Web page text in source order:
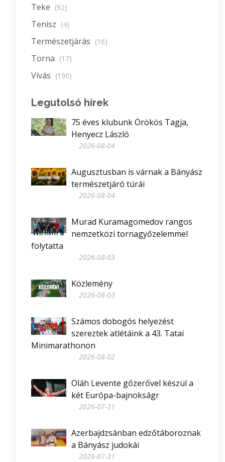
Teke (92)
Tenisz (4)
Természetjárás (16)
Torna (17)
Vívás (190)
Legutolsó hírek
75 éves klubunk Örökös Tagja,
Henyecz László
2026-08-04
Augusztusban is várnak a Bányász
természetjáró túrái
2026-08-04
Murad Kuramagomedov rangos
nemzetközi tornagyőzelemmel
folytatta
2026-08-03
Közlemény
2026-08-03
Számos dobogós helyezést
szereztek atlétáink a 43. Tatai
Minimarathonon
2026-08-02
Oláh Levente gőzerővel készül a
két Európa-bajnokságr
2026-07-31
Azerbajdzsánban edzőtáboroznak
a Bányász judokái
2026-07-31